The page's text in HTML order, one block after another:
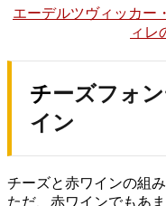
エーデルツヴィッカー
ィレ
チーズフォンデュに合わせる赤ワ
イン
チーズと赤ワインの組
ただ、赤ワインでもあ